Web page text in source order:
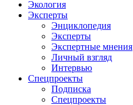
Экология
Эксперты
Энциклопедия
Эксперты
Экспертные мнения
Личный взгляд
Интервью
Спецпроекты
Подписка
Спецпроекты